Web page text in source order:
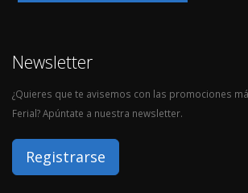
Newsletter
¿Quieres que te avisemos con las promociones
Ferial? Apúntate a nuestra newsletter.
Registrarse